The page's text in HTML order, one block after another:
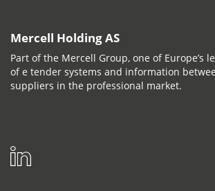
Mercell Holding AS
Part of the Mercell Group, one of Europe’s
of e tender systems and information
suppliers in the professional market.